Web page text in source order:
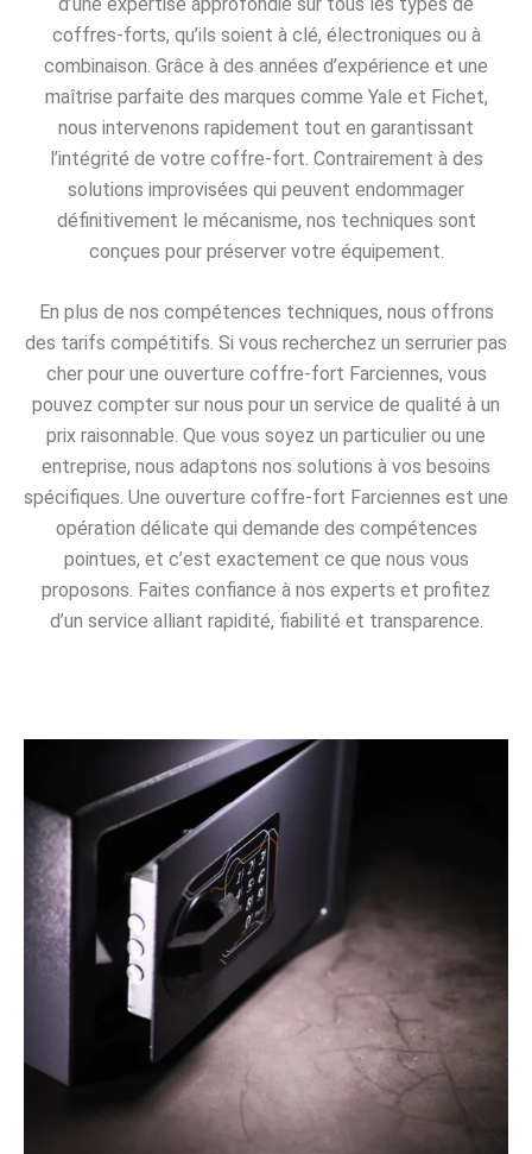
coffres-forts, qu’ils soient à clé, électroniques ou à
combinaison. Grâce à des années d’expérience et une
maîtrise parfaite des marques comme Yale et Fichet,
nous intervenons rapidement tout en garantissant
l’intégrité de votre coffre-fort. Contrairement à des
solutions improvisées qui peuvent endommager
définitivement le mécanisme, nos techniques sont
conçues pour préserver votre équipement.
En plus de nos compétences techniques, nous offrons
des tarifs compétitifs. Si vous recherchez un serrurier pas
cher pour une ouverture coffre-fort Farciennes, vous
pouvez compter sur nous pour un service de qualité à un
prix raisonnable. Que vous soyez un particulier ou une
entreprise, nous adaptons nos solutions à vos besoins
spécifiques. Une ouverture coffre-fort Farciennes est une
opération délicate qui demande des compétences
pointues, et c’est exactement ce que nous vous
proposons. Faites confiance à nos experts et profitez
d’un service alliant rapidité, fiabilité et transparence.